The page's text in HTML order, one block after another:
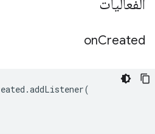
الفعاليات
onCreated
.addListener(